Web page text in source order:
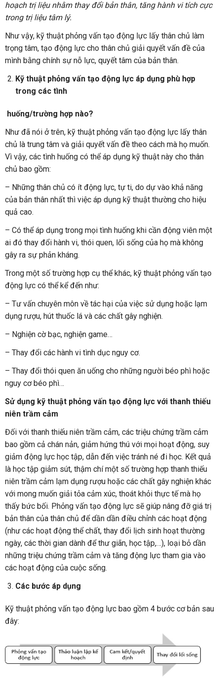
hoạch trị liệu nhằm thay đổi bản thân, tăng hành vi tích cực
trong trị liệu tâm lý.
Như vậy, kỹ thuật phỏng vấn tạo động lực lấy thân chủ làm
trọng tâm, tạo động lực cho thân chủ giải quyết vấn đề của
mình bằng chính sự nỗ lực, quyết tâm của bản thân.
Kỹ thuật phỏng vấn tạo động lực áp dụng phù hợp
trong các tình
huống/trường hợp nào?
Như đã nói ở trên, kỹ thuật phỏng vấn tạo động lực lấy thân
chủ là trung tâm và giải quyết vấn đề theo cách mà họ muốn.
Vì vậy, các tình huống có thể áp dụng kỹ thuật này cho thân
chủ bao gồm:
– Những thân chủ có ít động lực, tự ti, do dự vào khả năng
của bản thân nhất thì việc áp dụng kỹ thuật thường cho hiệu
quả cao.
– Có thể áp dụng trong mọi tình huống khi cần động viên một
ai đó thay đổi hành vi, thói quen, lối sống của họ mà không
gây ra sự phản kháng.
Trong một số trường hợp cụ thể khác, kỹ thuật phỏng vấn tạo
động lực có thể kể đến như:
– Tư vấn chuyên môn về tác hại của việc sử dụng hoặc lạm
dụng rượu, hút thuốc lá và các chất gây nghiện.
– Nghiện cờ bạc, nghiện game…
– Thay đổi các hành vi tình dục nguy cơ.
– Thay đổi thói quen ăn uống cho những người béo phì hoặc
nguy cơ béo phì…
Sử dụng kỹ thuật phỏng vấn tạo động lực với thanh thiếu
niên trầm cảm
Đối với thanh thiếu niên trầm cảm, các triệu chứng trầm cảm
bao gồm cả chán nản, giảm hứng thú với mọi hoạt động, suy
giảm động lực học tập, dẫn đến việc tránh né đi học. Kết quả
là học tập giảm sút, thậm chí một số trường hợp thanh thiếu
niên trầm cảm lạm dụng rượu hoặc các chất gây nghiện khác
với mong muốn giải tỏa cảm xúc, thoát khỏi thực tế mà họ
thấy bức bối. Phỏng vấn tạo động lực sẽ giúp nâng đỡ giá trị
bản thân của thân chủ để dần dần điều chỉnh các hoạt động
(như các hoạt động thể chất, thay đổi lịch sinh hoạt thường
ngày, các thời gian dành để thư giãn, học tập,…), loại bỏ dần
những triệu chứng trầm cảm và tăng động lực tham gia vào
các hoạt động của cuộc sống.
Các bước áp dụng
Kỹ thuật phỏng vấn tạo động lực bao gồm 4 bước cơ bản sau
đây: